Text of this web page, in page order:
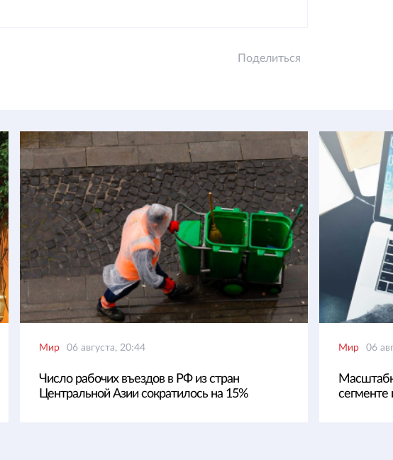
Поделиться
Мир 06 августа, 20:44
Число рабочих въездов в РФ из стран
Центральной Азии сократилось на 15%
Мир 06
сегменте